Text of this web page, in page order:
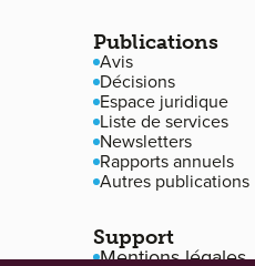
Publications
Avis
Décisions
Espace juridique
Liste de services
Newsletters
Rapports annuels
Autres publications
Support
Mentions légales